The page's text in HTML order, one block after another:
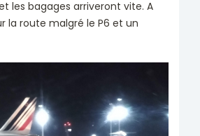
les bagages arriveront vite. A
la route malgré le P6 et un